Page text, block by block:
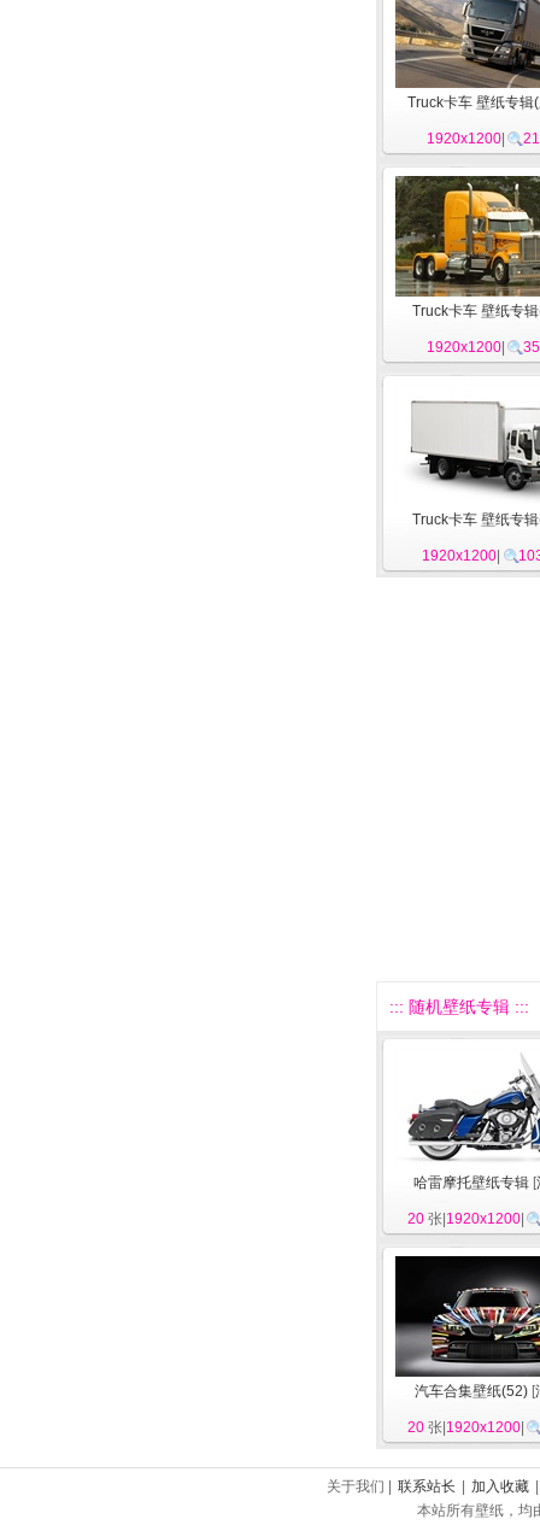
Truck卡车 壁纸专辑
1920x1200
Truck卡车 壁纸专
1920x1200
Truck卡车 壁纸专
1920x1200
::: 随机壁纸专辑 :::
哈雷摩托壁纸专辑 [
20 张| 1920x1200
汽车合集壁纸(52) [
20 张| 1920x1200
关于我们 | 联系站长 加入收藏
本站所有壁纸，均